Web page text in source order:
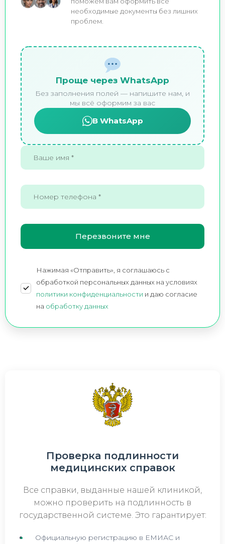
необходимые документы без лишних
проблем.
Проще через WhatsApp
Без заполнения полей — напишите нам, и
мы всё оформим за вас
В WhatsApp
Нажимая «Отправить», я соглашаюсь c
обработкой персональных данных на условиях
политики конфиденциальности и даю согласие
на обработку данных
Проверка подлинности
медицинских справок
Все справки, выданные нашей клиникой,
можно проверить на подлинность в
государственной системе. Это гарантирует:
Официальную регистрацию в ЕМИАС и